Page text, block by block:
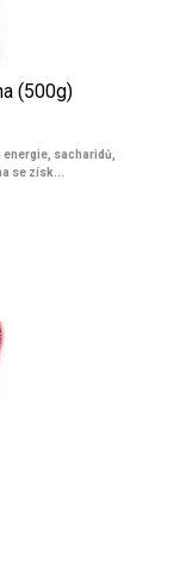
(500g)
sacharidů,
se získ...